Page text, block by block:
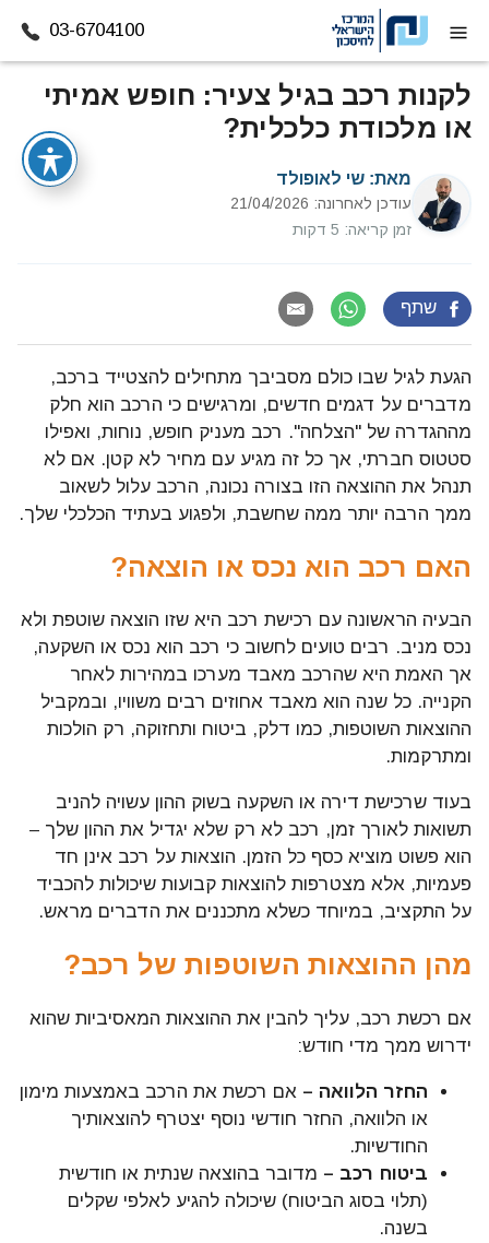
דלג לתוכן
03-6704100
לקנות רכב בגיל צעיר: חופש אמיתי
או מלכודת כלכלית?
מאת: שי לאופולד
עודכן לאחרונה: 21/04/2026
זמן קריאה: 5 דקות
שתף
הגעת לגיל שבו כולם מסביבך מתחילים להצטייד ברכב,
מדברים על דגמים חדשים, ומרגישים כי הרכב הוא חלק
מההגדרה של "הצלחה". רכב מעניק חופש, נוחות, ואפילו
סטטוס חברתי, אך כל זה מגיע עם מחיר לא קטן. אם לא
תנהל את ההוצאה הזו בצורה נכונה, הרכב עלול לשאוב
ממך הרבה יותר ממה שחשבת, ולפגוע בעתיד הכלכלי שלך.
האם רכב הוא נכס או הוצאה?
הבעיה הראשונה עם רכישת רכב היא שזו הוצאה שוטפת ולא
נכס מניב. רבים טועים לחשוב כי רכב הוא נכס או השקעה,
אך האמת היא שהרכב מאבד מערכו במהירות לאחר
הקנייה. כל שנה הוא מאבד אחוזים רבים משוויו, ובמקביל
ההוצאות השוטפות, כמו דלק, ביטוח ותחזוקה, רק הולכות
ומתרקמות.
בעוד שרכישת דירה או השקעה בשוק ההון עשויה להניב
תשואות לאורך זמן, רכב לא רק שלא יגדיל את ההון שלך –
הוא פשוט מוציא כסף כל הזמן. הוצאות על רכב אינן חד
פעמיות, אלא מצטרפות להוצאות קבועות שיכולות להכביד
על התקציב, במיוחד כשלא מתכננים את הדברים מראש.
מהן ההוצאות השוטפות של רכב?
אם רכשת רכב, עליך להבין את ההוצאות המאסיביות שהוא
ידרוש ממך מדי חודש:
החזר הלוואה – אם רכשת את הרכב באמצעות מימון
או הלוואה, החזר חודשי נוסף יצטרף להוצאותיך
החודשיות.
ביטוח רכב – מדובר בהוצאה שנתית או חודשית
(תלוי בסוג הביטוח) שיכולה להגיע לאלפי שקלים
בשנה.